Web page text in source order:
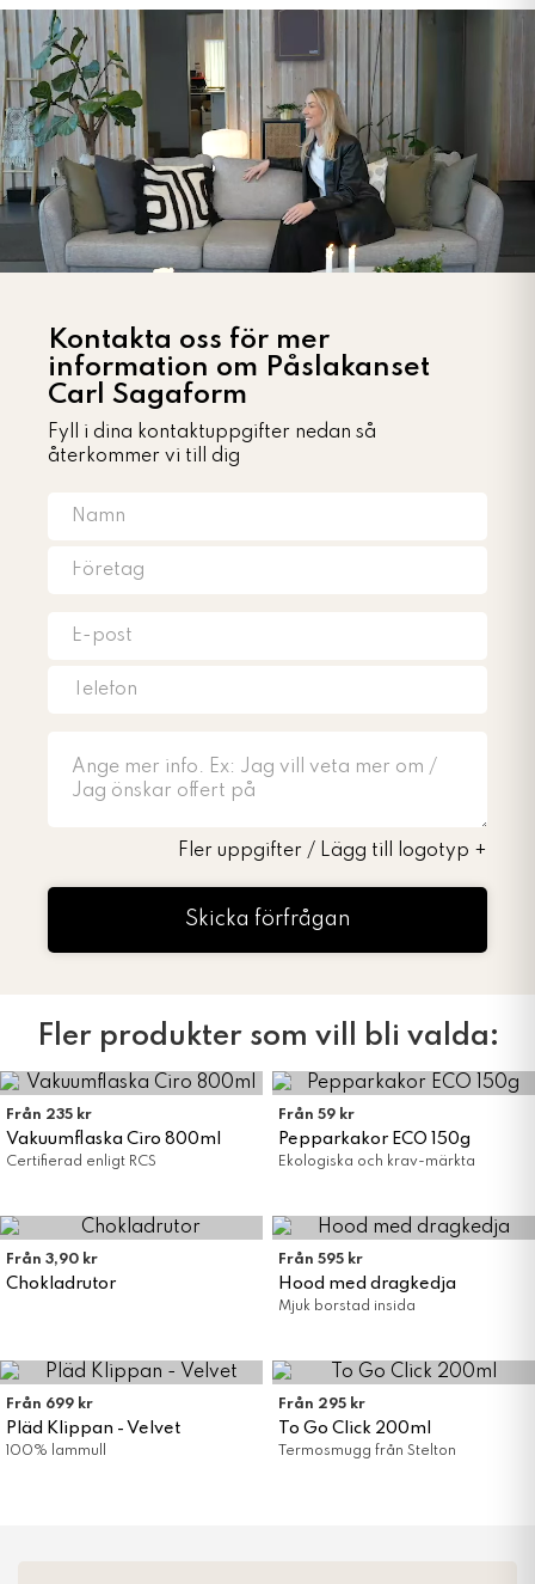
Kontakta oss för mer
information om Påslakanset
Carl Sagaform
Fyll i dina kontaktuppgifter nedan så
återkommer vi till dig
Fler uppgifter / Lägg till logotyp +
Skicka förfrågan
Fler produkter som vill bli valda:
Från 235 kr
Vakuumflaska Ciro 800ml
Certifierad enligt RCS
Från 59 kr
Pepparkakor ECO 150g
Ekologiska och krav-märkta
Från 3,90 kr
Chokladrutor
Från 595 kr
Hood med dragkedja
Mjuk borstad insida
Från 699 kr
Pläd Klippan - Velvet
100% lammull
Från 295 kr
To Go Click 200ml
Termosmugg från Stelton